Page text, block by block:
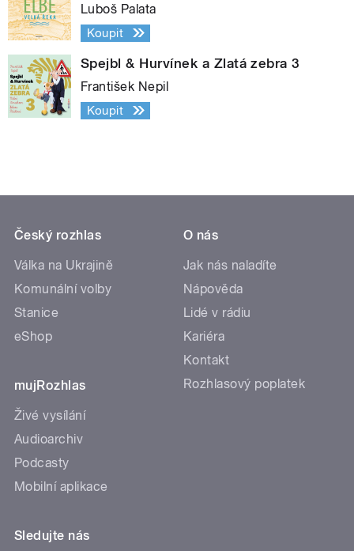
Luboš Palata
Koupit
Spejbl & Hurvínek a Zlatá zebra 3
František Nepil
Koupit
Český rozhlas
Válka na Ukrajině
Komunální volby
Stanice
eShop
mujRozhlas
Živé vysílání
Audioarchiv
Podcasty
Mobilní aplikace
O nás
Jak nás naladíte
Nápověda
Lidé v rádiu
Kariéra
Kontakt
Rozhlasový poplatek
Sledujte nás